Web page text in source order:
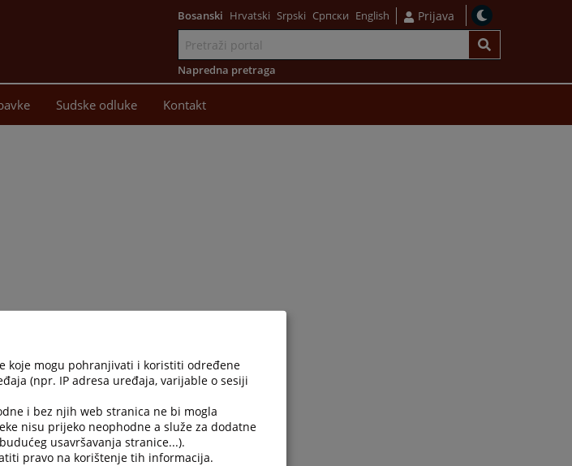
Bosanski Hrvatski Srpski Српски English Prijava
Napredna pretraga
Sudske odluke Kontakt
koje mogu pohranjivati i koristiti određene
(npr. IP adresa uređaja, varijable o sesiji
i bez njih web stranica ne bi mogla
nisu prijeko neophodne a služe za dodatne
usavršavanja stranice...).
pravo na korištenje tih informacija.